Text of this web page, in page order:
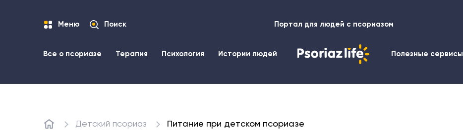
Меню Поиск Портал для людей с псориазом
Все о псориазе Терапия Психология Истории людей Полезные сервисы
Главная Детский псориаз Питание при детском псориазе